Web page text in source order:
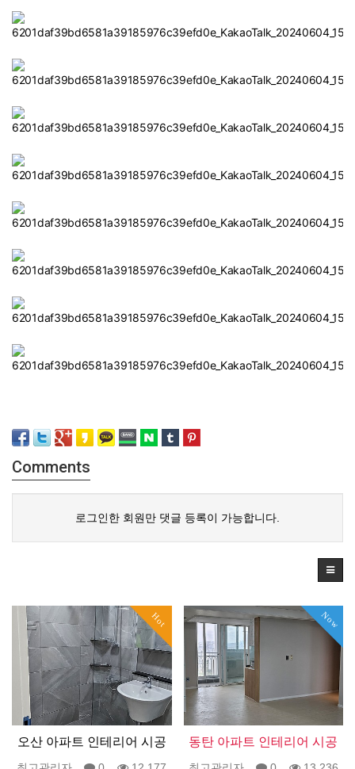
Comments
로그인한 회원만 댓글 등록이 가능합니다.
Hot
오산 아파트 인테리어 시공
Now
동탄 아파트 인테리어 시공